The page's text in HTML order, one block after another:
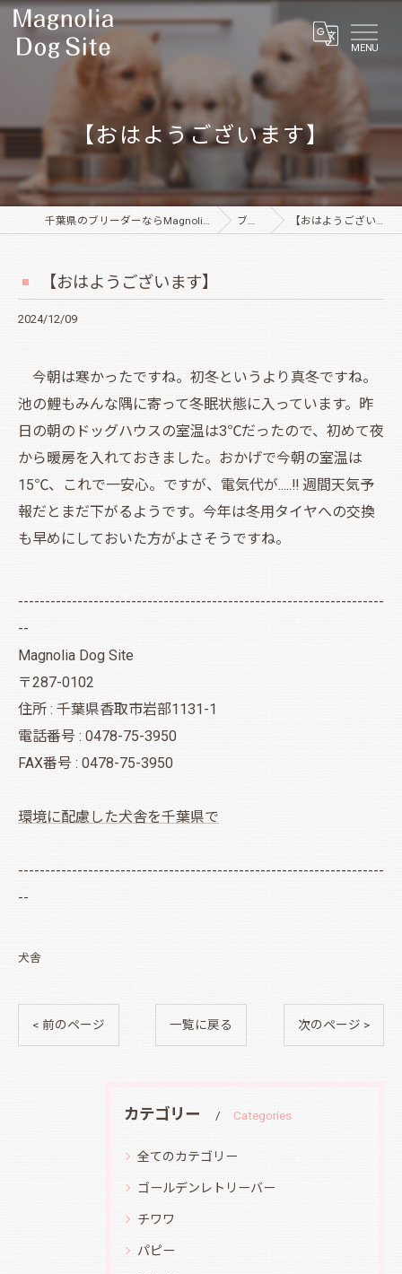
MENU
【おはようございます】
千葉県のブリーダーならMagnolia Dog Site ブログ 【おはようございます】
【おはようございます】
2024/12/09
今朝は寒かったですね。初冬というより真冬ですね。
池の鯉もみんな隅に寄って冬眠状態に入っています。昨
日の朝のドッグハウスの室温は3℃だったので、初めて夜
から暖房を入れておきました。おかげで今朝の室温は
15℃、これで一安心。ですが、電気代が.....‼ 週間天気予
報だとまだ下がるようです。今年は冬用タイヤへの交換
も早めにしておいた方がよさそうですね。
--------------------------------------------------------------------
--
Magnolia Dog Site
〒287-0102
住所 : 千葉県香取市岩部1131-1
電話番号 : 0478-75-3950
FAX番号 : 0478-75-3950
環境に配慮した犬舎を千葉県で
--------------------------------------------------------------------
--
犬舎
< 前のページ 一覧に戻る 次のページ >
カテゴリー Categories
全てのカテゴリー
ゴールデンレトリーバー
チワワ
パピー